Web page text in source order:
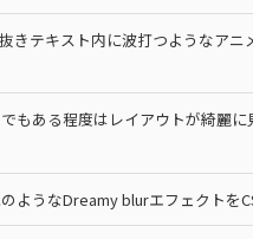
きテキスト内に波打つようなアニ
もある程度はレイアウトが綺麗に
ようなDreamy blurエフェクトを